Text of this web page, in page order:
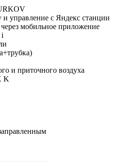
управление с Яндекс станции
мобильное приложение
i
и приточного воздуха
K